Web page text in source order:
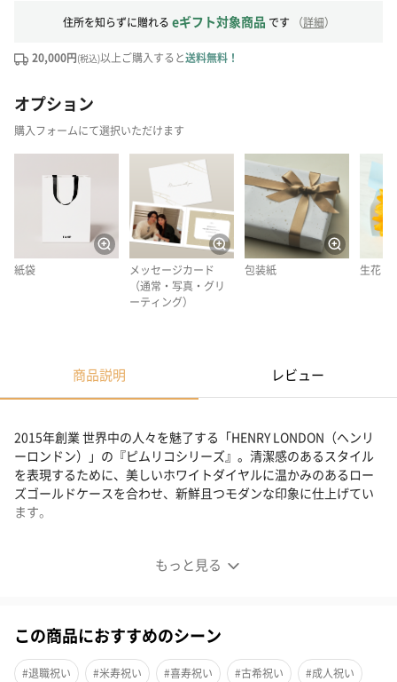
住所を知らずに贈れる eギフト対象商品 です （詳細）
20,000円(税込)以上ご購入すると送料無料！
オプション
購入フォームにて選択いただけます
紙袋
メッセージカード
（通常・写真・グリ
ーティング）
包装紙 生花
商品説明 レビュー
もっと見る
2015年創業 世界中の人々を魅了する「HENRY LONDON（ヘンリ
ーロンドン）」の『ピムリコシリーズ』。清潔感のあるスタイル
を表現するために、美しいホワイトダイヤルに温かみのあるロー
ズゴールドケースを合わせ、新鮮且つモダンな印象に仕上げてい
ます。
ピムリコ（HL34-MS-0444）
この商品におすすめのシーン
#退職祝い #米寿祝い #喜寿祝い #古希祝い #成人祝い